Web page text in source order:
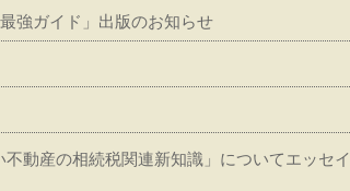
強ガイド」出版のお知らせ
動産の相続税関連新知識」についてエッセイ